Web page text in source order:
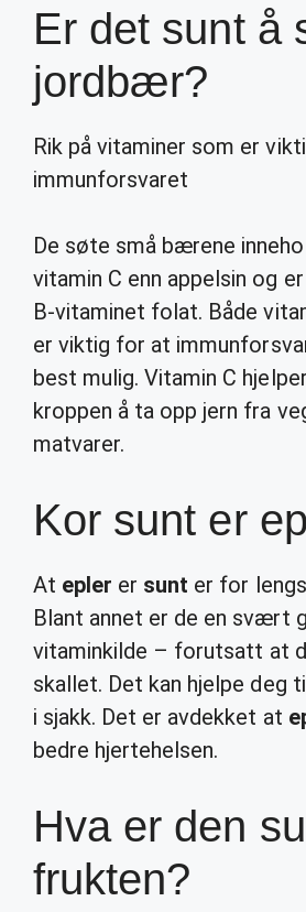
Er det sunt å
jordbær?
Rik på vitaminer som er
immunforsvaret
De søte små bærene
vitamin C enn appelsin og
B-vitaminet folat. Både
er viktig for at
best mulig. Vitamin C
kroppen å ta opp jern fra
matvarer.
Kor sunt er
At epler er sunt er for
Blant annet er de en svært
vitaminkilde – forutsatt at
skallet. Det kan hjelpe deg
i sjakk. Det er avdekket at
bedre hjertehelsen.
Hva er den
frukten?